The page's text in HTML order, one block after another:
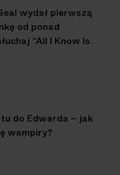
wydał pierwszą
od ponad
“All I Know Is
do Edwarda – jak
wampiry?